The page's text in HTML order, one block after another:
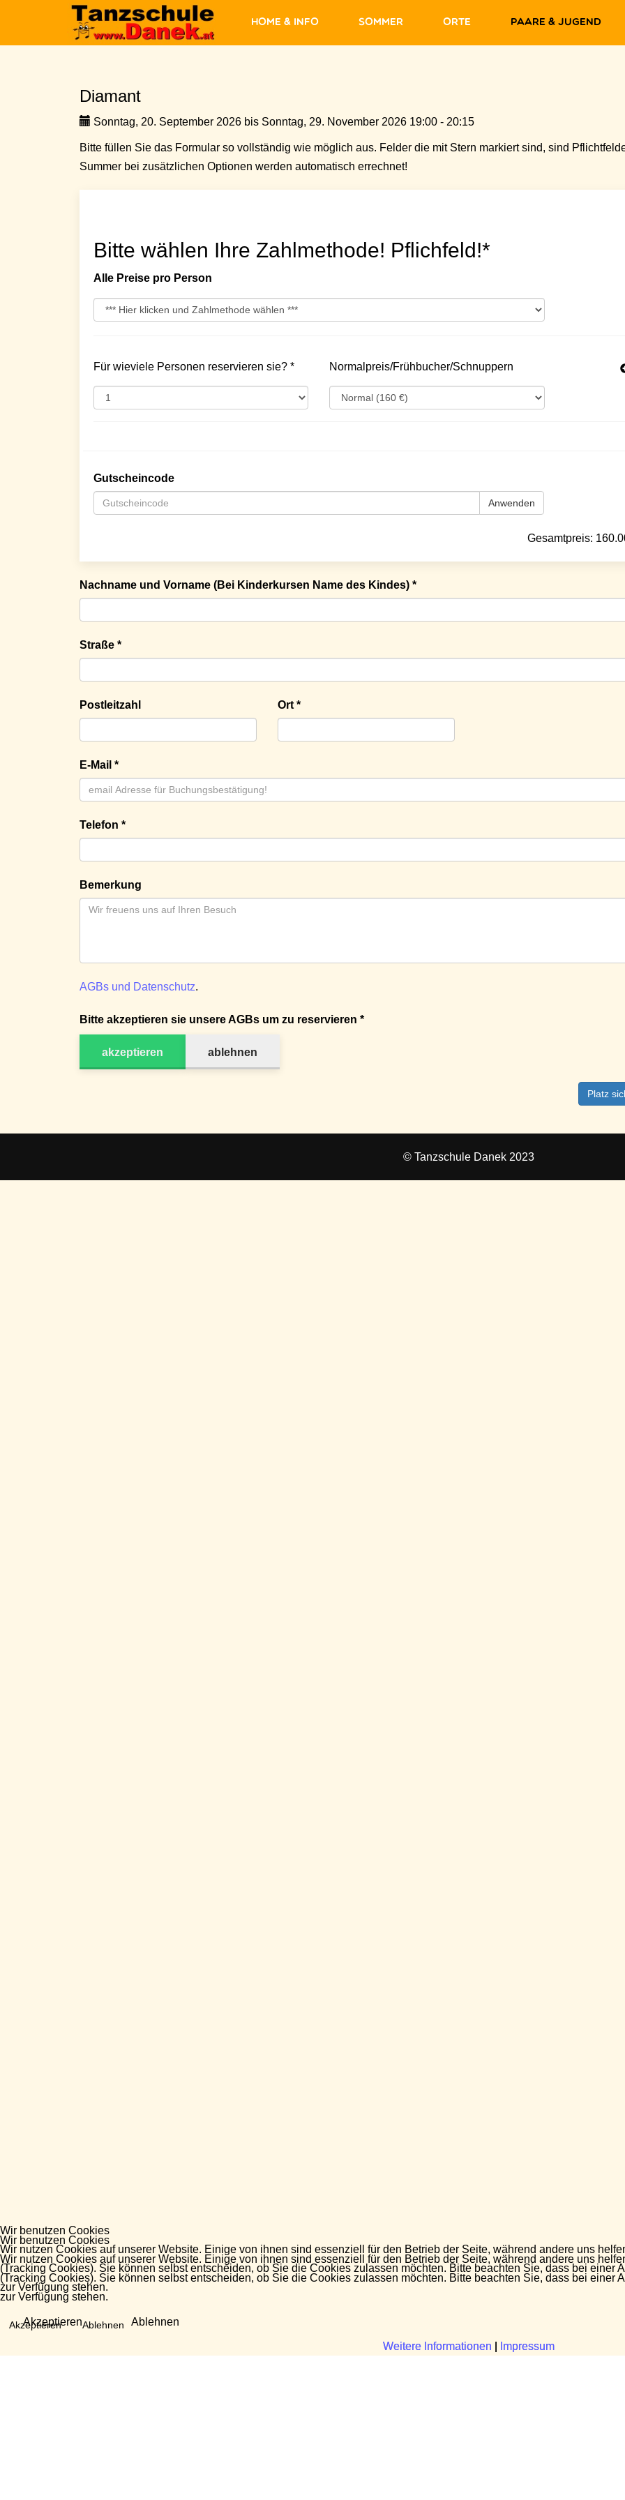
Home & Info Sommer Orte Paare & Jugend
Diamant
Sonntag, 20. September 2026 bis Sonntag, 29. November 2026 19:00 - 20:15
Bitte füllen Sie das Formular so vollständig wie möglich aus. Felder die mit Stern markiert sind, sind
Summer bei zusätzlichen Optionen werden automatisch errechnet!
Bitte wählen Ihre Zahlmethode! Pflichfeld!*
Alle Preise pro Person
Für wieviele Personen reservieren sie? * Normalpreis/Frühbucher/Schnuppern
Gutscheincode
Anwenden
Gesamtpreis:
Nachname und Vorname (Bei Kinderkursen Name des Kindes) *
Straße *
Postleitzahl Ort *
E-Mail *
Telefon *
Bemerkung
AGBs und Datenschutz.
Bitte akzeptieren sie unsere AGBs um zu reservieren *
akzeptieren ablehnen
Wir benutzen Cookies
Wir nutzen Cookies auf unserer Website. Einige von ihnen sind essenziell für den Betrieb der Seite, während andere uns
(Tracking Cookies). Sie können selbst entscheiden, ob Sie die Cookies zulassen möchten. Bitte beachten Sie, dass bei
zur Verfügung stehen.
Akzeptieren Ablehnen
Weitere Informationen Impressum
Platz
© Tanzschule Danek 2023
Wir benutzen Cookies
Wir nutzen Cookies auf unserer Website. Einige von ihnen sind essenziell für den Betrieb der Seite, während andere uns
(Tracking Cookies). Sie können selbst entscheiden, ob Sie die Cookies zulassen möchten. Bitte beachten Sie, dass bei
zur Verfügung stehen.
Akzeptieren Ablehnen
Weitere Informationen Impressum